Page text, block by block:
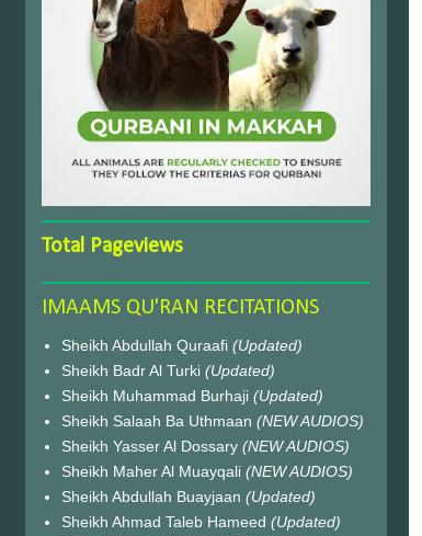
Total Pageviews
IMAAMS QU'RAN RECITATIONS
Sheikh Abdullah Quraafi (Updated)
Sheikh Badr Al Turki (Updated)
Sheikh Muhammad Burhaji (Updated)
Sheikh Salaah Ba Uthmaan (NEW AUDIOS)
Sheikh Yasser Al Dossary (NEW AUDIOS)
Sheikh Maher Al Muayqali (NEW AUDIOS)
Sheikh Abdullah Buayjaan (Updated)
Sheikh Ahmad Taleb Hameed (Updated)